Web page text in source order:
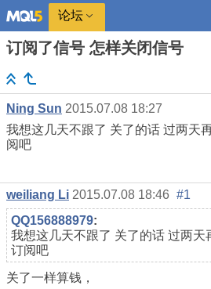
论坛
订阅了信号 怎样关闭信号
Ning Sun 2015.07.08 18:27
我想这几天不跟了 关了的话 过两天
阅吧
weiliang Li 2015.07.08 18:46 #1
QQ156888979:
我想这几天不跟了 关了的话 过两天
订阅吧
关了一样算钱，